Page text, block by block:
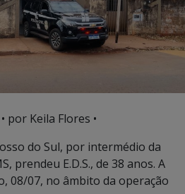
• por Keila Flores •
do Sul, por intermédio da
prendeu E.D.S., de 38 anos. A
08/07, no âmbito da operação